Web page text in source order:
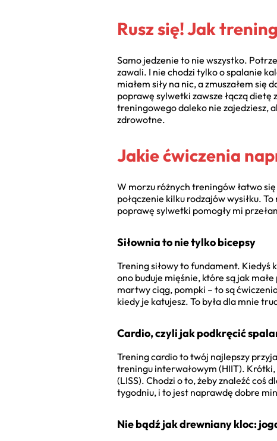
Rusz się! Jak
Samo jedzenie to nie wszystko.
zawali. I nie chodzi tylko o spalanie
miałem siły na nic, a zmuszałem się
poprawę sylwetki zawsze łączą dietę
treningowego daleko nie zajedziesz,
zdrowotne.
Jakie ćwiczenia
W morzu różnych treningów łatwo
połączenie kilku rodzajów wysiłku.
poprawę sylwetki pomogły mi
Siłownia to nie tylko bicepsy
Trening siłowy to fundament. Kiedyś
ono buduje mięśnie, które są jak
martwy ciąg, pompki – to są
kiedy je katujesz. To była dla mnie
Cardio, czyli jak podkręcić
Trening cardio to twój najlepszy
treningu interwałowym (HIIT). Krótki,
(LISS). Chodzi o to, żeby znaleźć coś
tygodniu, i to jest naprawdę dobre
Nie bądź jak drewniany kloc: